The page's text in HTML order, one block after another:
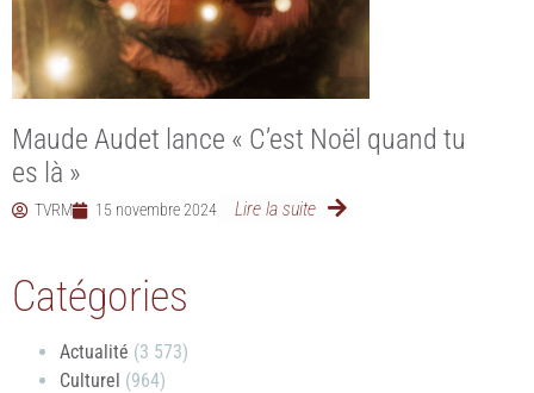
Maude Audet lance « C’est Noël quand tu
es là »
TVRM 15 novembre 2024 Lire la suite
Catégories
Actualité (3 573)
Culturel (964)